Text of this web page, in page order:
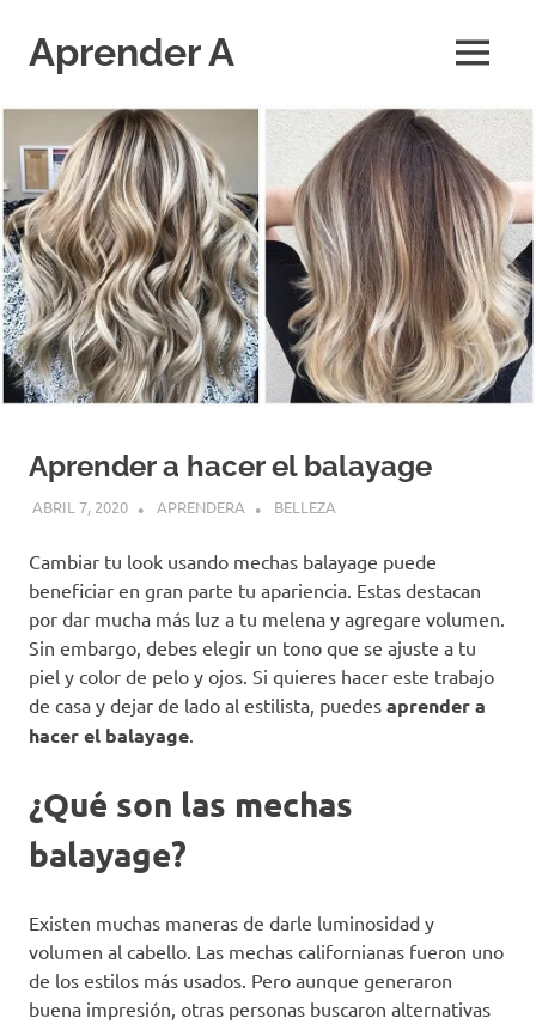
contenido
Aprender A
aprendizaje
más
divertido
MENÚ
Aprender a hacer el balayage
ABRIL 7, 2020 APRENDERA BELLEZA
Cambiar tu look usando mechas balayage puede
beneficiar en gran parte tu apariencia. Estas destacan
por dar mucha más luz a tu melena y agregare volumen.
Sin embargo, debes elegir un tono que se ajuste a tu
piel y color de pelo y ojos. Si quieres hacer este trabajo
de casa y dejar de lado al estilista, puedes aprender a
hacer el balayage.
¿Qué son las mechas
balayage?
Existen muchas maneras de darle luminosidad y
volumen al cabello. Las mechas californianas fueron uno
de los estilos más usados. Pero aunque generaron
buena impresión, otras personas buscaron alternativas